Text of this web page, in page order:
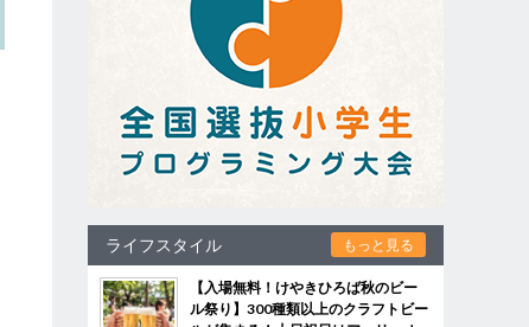
ライフスタイル もっと見る
【入場無料！けやきひろば秋のビー
ル祭り】300種類以上のクラフトビー